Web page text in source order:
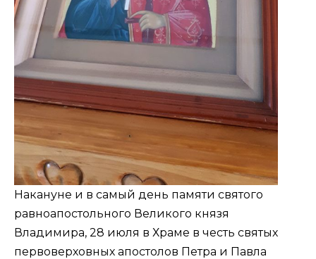
Накануне и в самый день памяти святого
равноапостольного Великого князя
Владимира, 28 июля в Храме в честь святых
первоверховных апостолов Петра и Павла